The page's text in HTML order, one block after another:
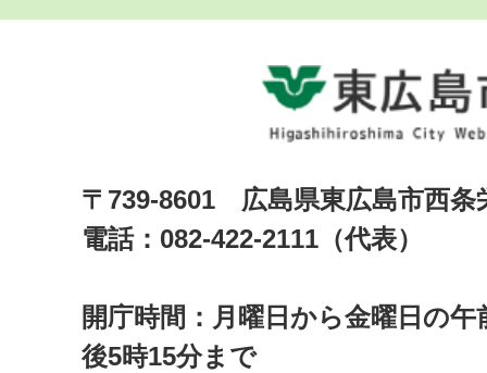
〒739-8601 広島県東広島市西
電話：082-422-2111（代表）
開庁時間：月曜日から金曜日の午
後5時15分まで